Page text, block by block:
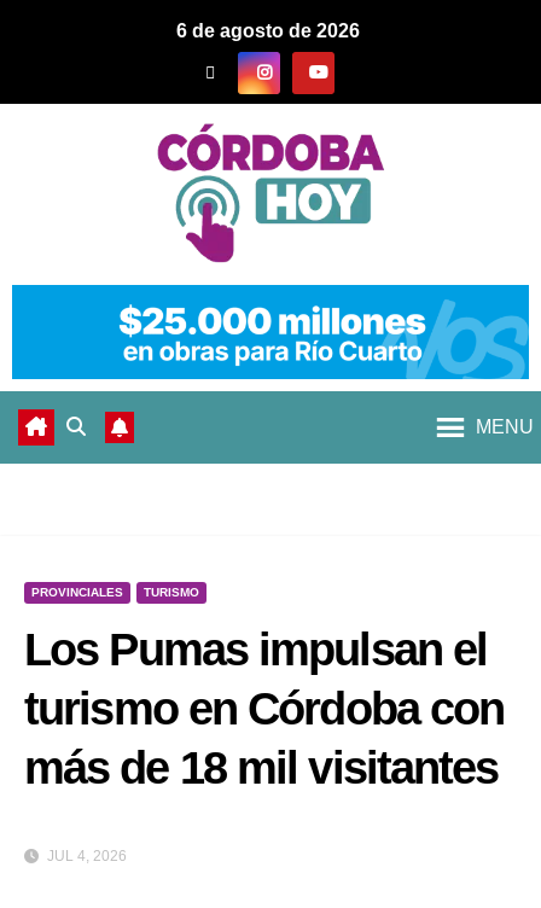
6 de agosto de 2026
MENU
PROVINCIALES TURISMO
Los Pumas impulsan el
turismo en Córdoba con
más de 18 mil visitantes
JUL 4, 2026